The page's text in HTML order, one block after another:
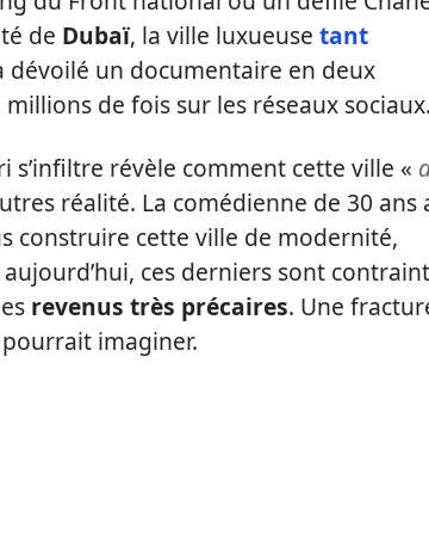
de Dubaï, la ville luxueuse tant
dévoilé un documentaire en deux
de fois sur les réseaux sociaux.
s’infiltre révèle comment cette ville «
réalité. La comédienne de 30 ans
construire cette ville de modernité,
ces derniers sont
revenus très précaires. Une
pourrait imaginer.